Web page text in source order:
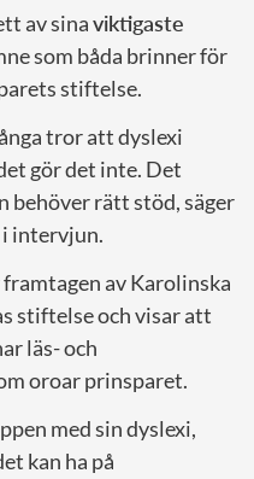
av sinaviktigaste
som båda brinner för
stiftelse.
tror att dyslexi
gör det inte. Det
behöver rätt stöd, säger
intervjun.
av Karolinska
stiftelse och visar att
läs- och
oroar prinsparet.
med sin dyslexi,
kan ha på